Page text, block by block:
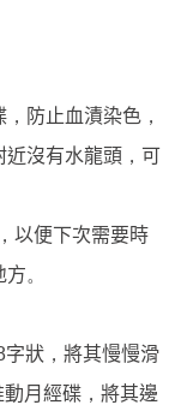
， 防止血漬染色 ，
近沒有水龍頭 ， 可
， 以便下次需要時
方。
字狀 ， 將其慢慢滑
月經碟 ， 將其邊